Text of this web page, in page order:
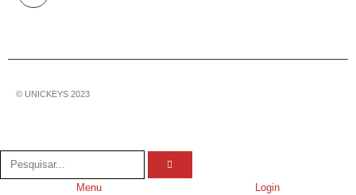
© UNICKEYS 2023
Menu Login